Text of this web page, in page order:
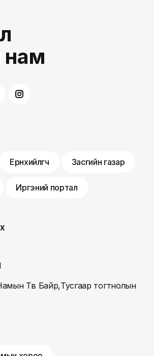
нам
Ерөнхийлөгч Засгийн газар
Иргэний портал
Төв Байр,Тусгаар тогтнолын